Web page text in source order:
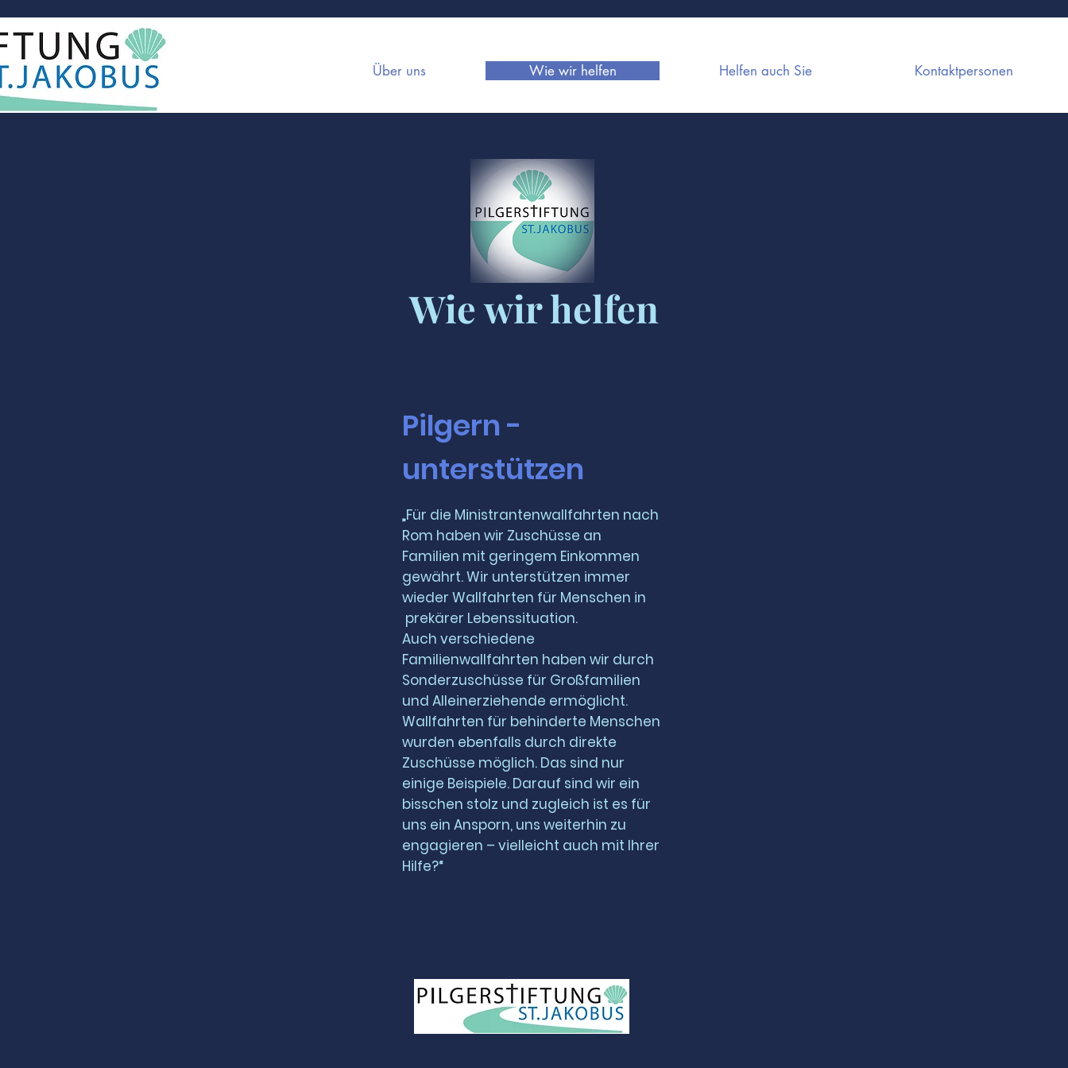
Über uns Wie wir helfen Helfen auch Sie Kontaktpersonen
Wie wir helfen
Pilgern -
unterstützen
„Für die Ministrantenwallfahrten nach
Rom haben wir Zuschüsse an
Familien mit geringem Einkommen
gewährt. Wir unterstützen immer
wieder Wallfahrten für Menschen in
prekärer Lebenssituation.
Auch verschiedene
Familienwallfahrten haben wir durch
Sonderzuschüsse für Großfamilien
und Alleinerziehende ermöglicht.
Wallfahrten für behinderte Menschen
wurden ebenfalls durch direkte
Zuschüsse möglich. Das sind nur
einige Beispiele. Darauf sind wir ein
bisschen stolz und zugleich ist es für
uns ein Ansporn, uns weiterhin zu
engagieren – vielleicht auch mit Ihrer
Hilfe?“